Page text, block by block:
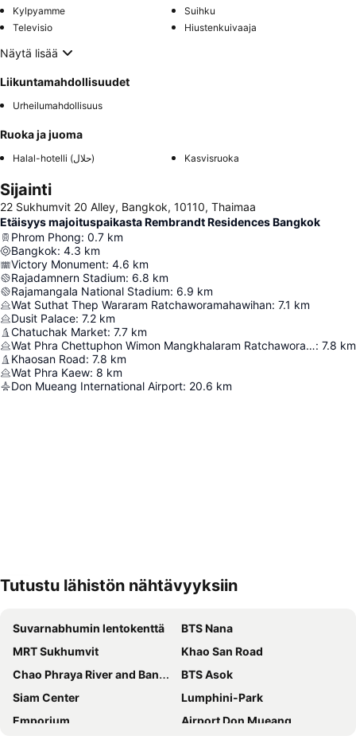
Kylpyamme
Suihku
Televisio
Hiustenkuivaaja
Näytä lisää
Liikuntamahdollisuudet
Urheilumahdollisuus
Ruoka ja juoma
Halal-hotelli (حلال) Kasvisruoka
Sijainti
22 Sukhumvit 20 Alley, Bangkok, 10110, Thaimaa
Etäisyys majoituspaikasta Rembrandt Residences Bangkok
Phrom Phong: 0.7 km
Bangkok: 4.3 km
Victory Monument: 4.6 km
Rajadamnern Stadium: 6.8 km
Rajamangala National Stadium: 6.9 km
Wat Suthat Thep Wararam Ratchaworamahawihan: 7.1 km
Dusit Palace: 7.2 km
Chatuchak Market: 7.7 km
Wat Phra Chettuphon Wimon Mangkhalaram Ratchaworamahawihan: 7.8 km
Khaosan Road: 7.8 km
Wat Phra Kaew: 8 km
Don Mueang International Airport: 20.6 km
Tutustu lähistön nähtävyyksiin
Suvarnabhumin lentokenttä
BTS Nana
MRT Sukhumvit
Khao San Road
Chao Phraya River and Bangkok Waterways Cruise including Wat Arun
BTS Asok
Siam Center
Lumphini-Park
Emporium
Airport Don Mueang